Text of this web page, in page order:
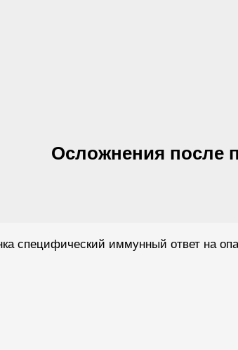
Осложнения после
специфический иммунный ответ на